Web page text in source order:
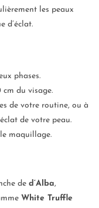
les peaux
d’éclat.
phases.
cm du visage.
de votre routine, ou à
de votre peau.
maquillage.
de d’Alba,
White Truffle